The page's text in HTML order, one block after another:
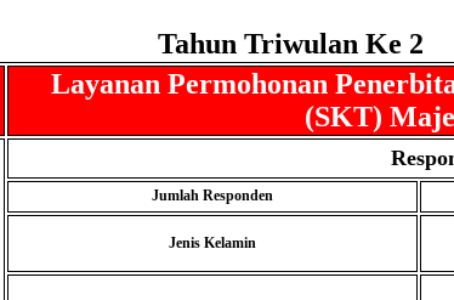
Tahun Triwulan Ke 2
Layanan Permohonan
(SKT)
Jumlah Responden
Jenis Kelamin